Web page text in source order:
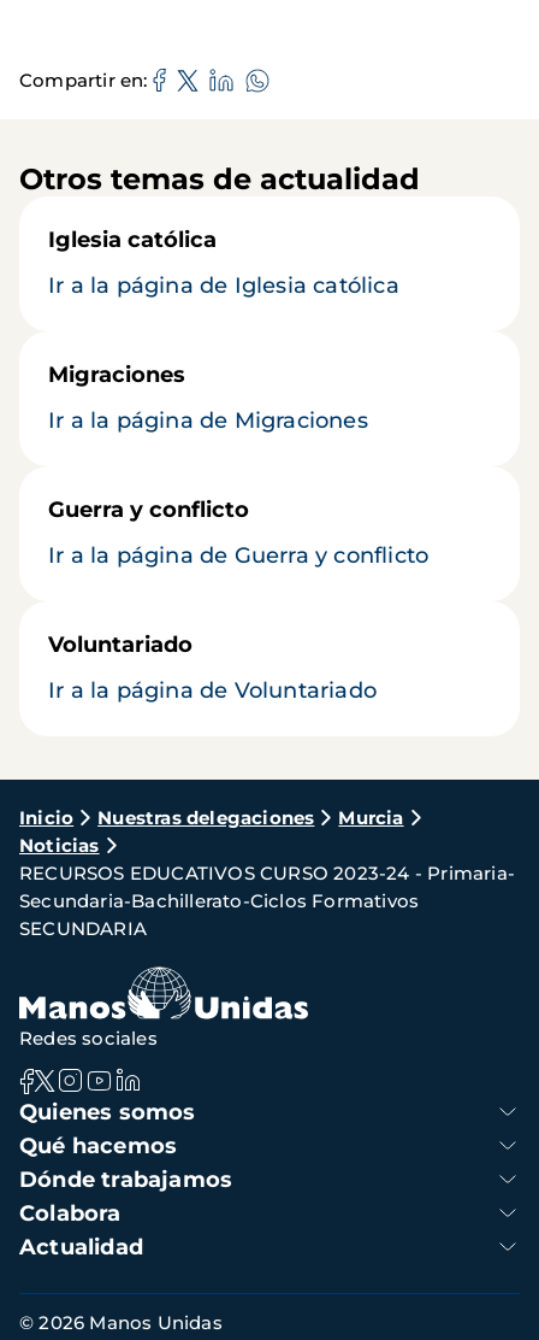
Compartir en
Otros temas de actualidad
Iglesia católica
Ir a la página de Iglesia católica
Migraciones
Ir a la página de Migraciones
Guerra y conflicto
Ir a la página de Guerra y conflicto
Voluntariado
Ir a la página de Voluntariado
Ruta
de
navegación
Inicio Nuestras delegaciones
Murcia
Noticias
RECURSOS EDUCATIVOS CURSO 2023-24 - Primaria-
Secundaria-Bachillerato-Ciclos Formativos
SECUNDARIA
Navegación
principal
Quienes somos
Qué hacemos
Dónde trabajamos
Colabora
Actualidad
Redes sociales
Información
© 2026 Manos Unidas